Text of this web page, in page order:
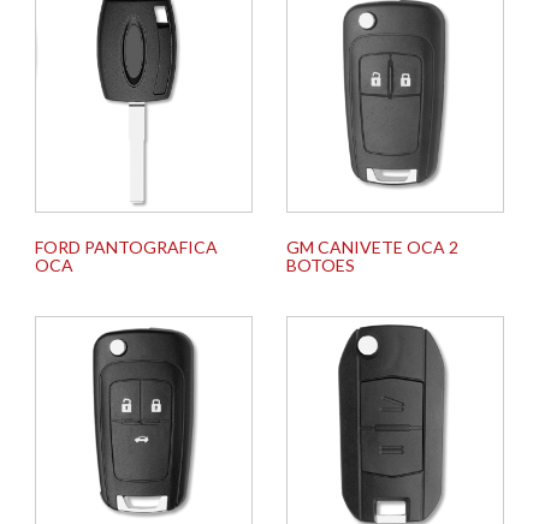
FORD PANTOGRAFICA
OCA
GM CANIVETE OCA 2
BOTOES